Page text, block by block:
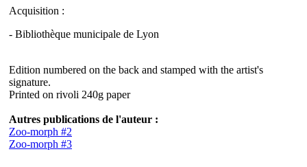
Acquisition :
- Bibliothèque municipale de Lyon
Edition numbered on the back and stamped with the artist's
signature.
Printed on rivoli 240g paper
Autres publications de l'auteur :
Zoo-morph #2
Zoo-morph #3